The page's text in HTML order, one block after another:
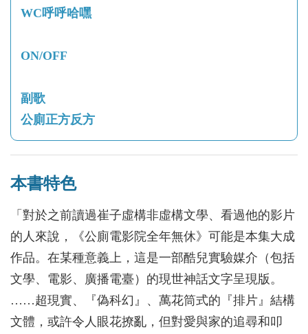
WC呼呼哈嘿
ON/OFF
副歌
公廁正方反方
本書特色
「對於之前讀過崔子虛構非虛構文學、看過他的影片
的人來說，《公廁電影院全年無休》可能是本集大成
作品。在某種意義上，這是一部酷兒實驗媒介（包括
文學、電影、廣播電臺）的現世神話文字呈現版。
……超現實、『偽科幻』、萬花筒式的『排片』結構
文體，或許令人眼花撩亂，但對愛與家的追尋和叩